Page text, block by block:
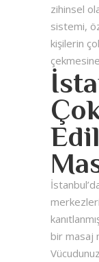
zihinsel
sistemi,
kişilerin
bir masaj